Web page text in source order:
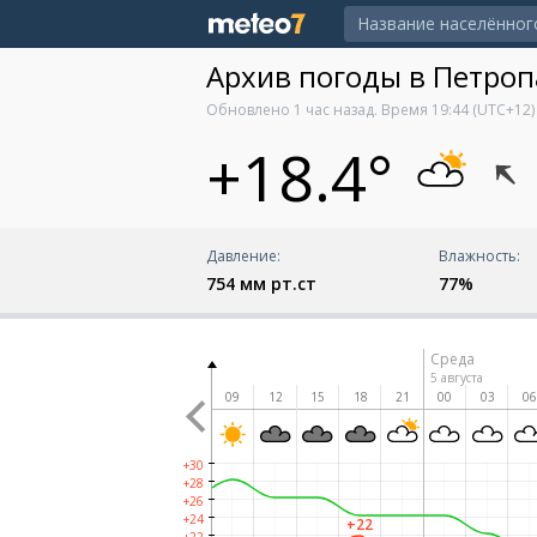
Архив погоды в
Обновлено 1 час назад. Время 19:44 (UTC+12)
+18.4°
Давление:
754 мм рт.ст
Влажность:
77%
09 12 15 18 21
Среда
5 августа
00
03 06
+22
+30
+28
+26
+24